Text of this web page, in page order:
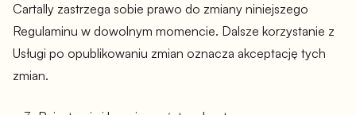
Cartally zastrzega sobie prawo do zmiany niniejszego
Regulaminu w dowolnym momencie. Dalsze korzystanie z
Usługi po opublikowaniu zmian oznacza akceptację tych
zmian.